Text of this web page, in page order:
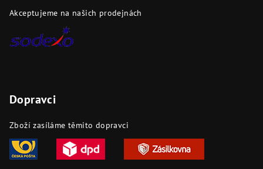
Akceptujeme na našich prodejnách
Dopravci
Zboží zasíláme těmito dopravci